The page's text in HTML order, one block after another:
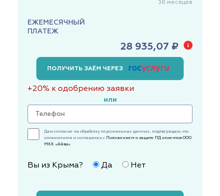
36 месяцев
ЕЖЕМЕСЯЧНЫЙ
ПЛАТЕЖ
28 935,07 ₽
ПОЛУЧИТЬ ЗАЁМ ЧЕРЕЗ
+20% к одобрению заявки
или
Даю согласие на обработку персональных данных, подтверждаю, что
ознакомился и соглашаюсь с Положением о защите ПД клиентов ООО
МКК «Айва»
Вы из Крыма? Да Нет